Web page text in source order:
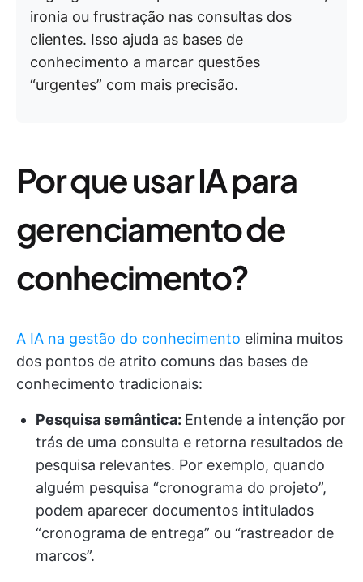
ironia ou frustração nas consultas dos
clientes. Isso ajuda as bases de
conhecimento a marcar questões
“urgentes” com mais precisão.
Por que usar IA para
gerenciamento de
conhecimento?
A IA na gestão do conhecimento elimina muitos
dos pontos de atrito comuns das bases de
conhecimento tradicionais:
Pesquisa semântica: Entende a intenção por
trás de uma consulta e retorna resultados de
pesquisa relevantes. Por exemplo, quando
alguém pesquisa “cronograma do projeto”,
podem aparecer documentos intitulados
“cronograma de entrega” ou “rastreador de
marcos”.